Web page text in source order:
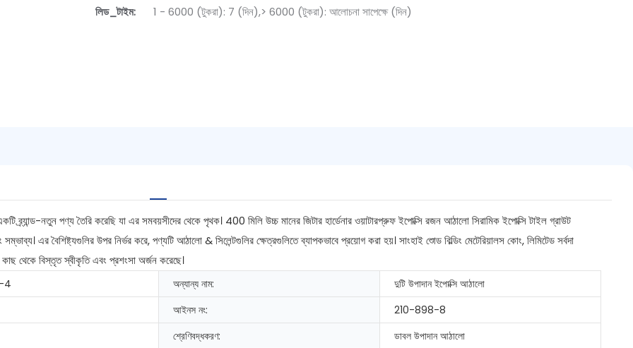
লিড_টাইম:
1 - 6000 (টুকরা): 7 (দিন),> 6000 (টুকরা): আলোচনা সাপেক্ষে (দিন)
একটি ব্র্যান্ড-নতুন পণ্য তৈরি করেছি যা এর সমবয়সীদের থেকে পৃথক। 400 মিলি উচ্চ মানের জিটার হার্ডেনার ওয়াটারপ্রুফ ইপোক্সি রজন আঠালো সিরামিক ইপোক্সি টাইল গ্রাউট
এর বৈশিষ্ট্যগুলির উপর নির্ভর করে, পণ্যটি আঠালো & সিলেন্টগুলির ক্ষেত্রগুলিতে ব্যাপকভাবে প্রয়োগ করা হয়। সাংহাই শুোড বিল্ডিং মেটেরিয়ালস কোং, লিমিটেড সর্বদা
থেকে বিস্তৃত স্বীকৃতি এবং প্রশংসা অর্জন করেছে।
4 অন্যান্য নাম:
দুটি উপাদান ইপোক্সি আঠালো
আইনস নং:
210-898-8
শ্রেণিবদ্ধকরণ: ডাবল উপাদান আঠালো